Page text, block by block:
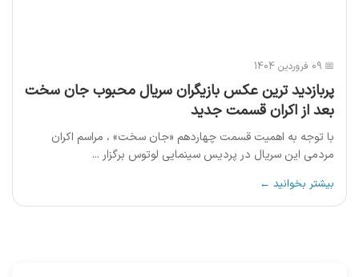
📅 09 فروردین 1404
پربازدید ترین عکس بازیگران سریال محبوب جان سخت
بعد از اکران قسمت جدید
با توجه به اهمیت قسمت چهاردهم «جان سخت» ، مراسم اکران
مردمی این سریال در پردیس سینمایی لوتوس برگزار ...
بیشتر بخوانید ←